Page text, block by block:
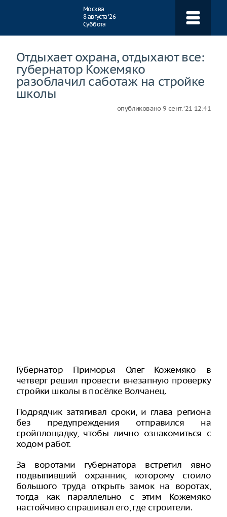
Москва
8 августа ‘26
Суббота
Отдыхает охрана, отдыхают все:
губернатор Кожемяко
разоблачил саботаж на стройке
школы
опубликовано9 сент. ‘21 12:41
Губернатор Приморья Олег Кожемяко в
четверг решил провести внезапную проверку
стройки школы в посёлке Волчанец.
Подрядчик затягивал сроки, и глава региона
без предупреждения отправился на
сройплощадку, чтобы лично ознакомиться с
ходом работ.
За воротами губернатора встретил явно
подвыпивший охранник, которому стоило
большого труда открыть замок на воротах,
тогда как параллельно с этим Кожемяко
настойчиво спрашивал его, где строители.